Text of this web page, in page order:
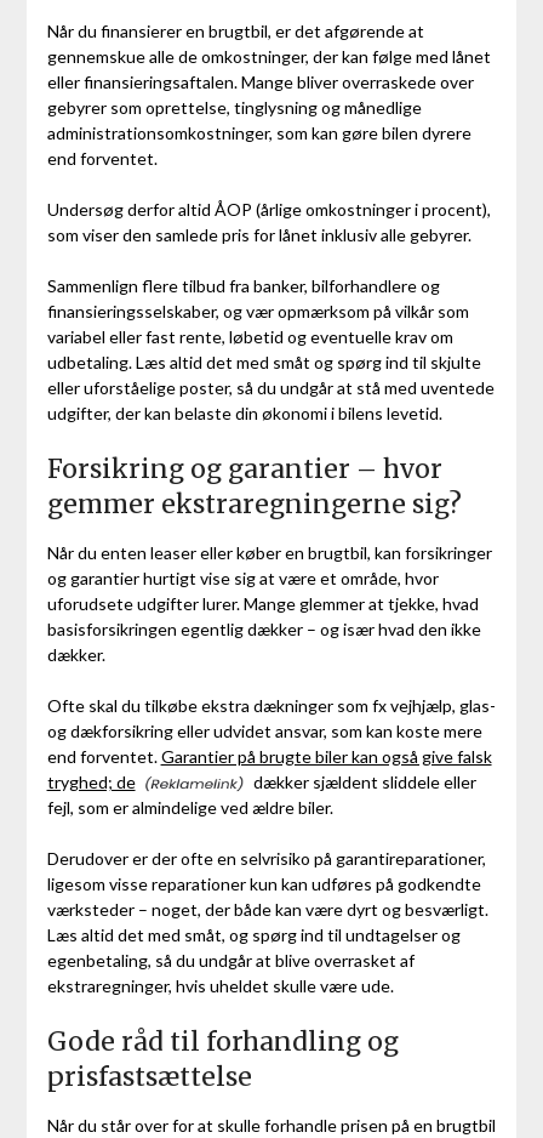
Når du finansierer en brugtbil, er det afgørende at
gennemskue alle de omkostninger, der kan følge med lånet
eller finansieringsaftalen. Mange bliver overraskede over
gebyrer som oprettelse, tinglysning og månedlige
administrationsomkostninger, som kan gøre bilen dyrere
end forventet.
Undersøg derfor altid ÅOP (årlige omkostninger i procent),
som viser den samlede pris for lånet inklusiv alle gebyrer.
Sammenlign flere tilbud fra banker, bilforhandlere og
finansieringsselskaber, og vær opmærksom på vilkår som
variabel eller fast rente, løbetid og eventuelle krav om
udbetaling. Læs altid det med småt og spørg ind til skjulte
eller uforståelige poster, så du undgår at stå med uventede
udgifter, der kan belaste din økonomi i bilens levetid.
Forsikring og garantier – hvor
gemmer ekstraregningerne sig?
Når du enten leaser eller køber en brugtbil, kan forsikringer
og garantier hurtigt vise sig at være et område, hvor
uforudsete udgifter lurer. Mange glemmer at tjekke, hvad
basisforsikringen egentlig dækker – og især hvad den ikke
dækker.
Ofte skal du tilkøbe ekstra dækninger som fx vejhjælp, glas-
og dækforsikring eller udvidet ansvar, som kan koste mere
end forventet.Garantier på brugte biler kan også give falsk
tryghed; de
dækker sjældent sliddele eller
fejl, som er almindelige ved ældre biler.
Derudover er der ofte en selvrisiko på garantireparationer,
ligesom visse reparationer kun kan udføres på godkendte
værksteder – noget, der både kan være dyrt og besværligt.
Læs altid det med småt, og spørg ind til undtagelser og
egenbetaling, så du undgår at blive overrasket af
ekstraregninger, hvis uheldet skulle være ude.
Gode råd til forhandling og
prisfastsættelse
Når du står over for at skulle forhandle prisen på en brugtbil